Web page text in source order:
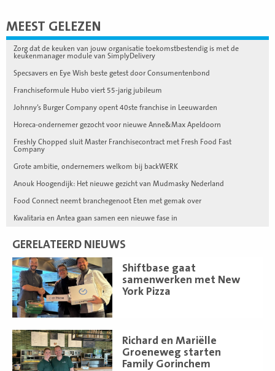
MEEST GELEZEN
Zorg dat de keuken van jouw organisatie toekomstbestendig is met de
keukenmanager module van SimplyDelivery
Specsavers en Eye Wish beste getest door Consumentenbond
Franchiseformule Hubo viert 55-jarig jubileum
Johnny’s Burger Company opent 40ste franchise in Leeuwarden
Horeca-ondernemer gezocht voor nieuwe Anne&Max Apeldoorn
Freshly Chopped sluit Master Franchisecontract met Fresh Food Fast
Company
Grote ambitie, ondernemers welkom bij backWERK
Anouk Hoogendijk: Het nieuwe gezicht van Mudmasky Nederland
Food Connect neemt branchegenoot Eten met gemak over
Kwalitaria en Antea gaan samen een nieuwe fase in
GERELATEERD NIEUWS
Shiftbase gaat
samenwerken met New
York Pizza
Lees
meer
Richard en Mariëlle
Groeneweg starten
Family Gorinchem
Lees
meer